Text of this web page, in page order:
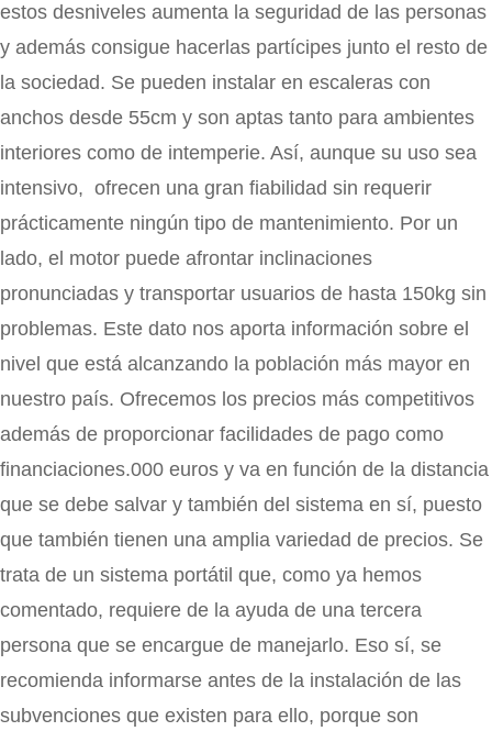
estos desniveles aumenta la seguridad de las personas
y además consigue hacerlas partícipes junto el resto de
la sociedad. Se pueden instalar en escaleras con
anchos desde 55cm y son aptas tanto para ambientes
interiores como de intemperie. Así, aunque su uso sea
intensivo, ofrecen una gran fiabilidad sin requerir
prácticamente ningún tipo de mantenimiento. Por un
lado, el motor puede afrontar inclinaciones
pronunciadas y transportar usuarios de hasta 150kg sin
problemas. Este dato nos aporta información sobre el
nivel que está alcanzando la población más mayor en
nuestro país. Ofrecemos los precios más competitivos
además de proporcionar facilidades de pago como
financiaciones.000 euros y va en función de la distancia
que se debe salvar y también del sistema en sí, puesto
que también tienen una amplia variedad de precios. Se
trata de un sistema portátil que, como ya hemos
comentado, requiere de la ayuda de una tercera
persona que se encargue de manejarlo. Eso sí, se
recomienda informarse antes de la instalación de las
subvenciones que existen para ello, porque son